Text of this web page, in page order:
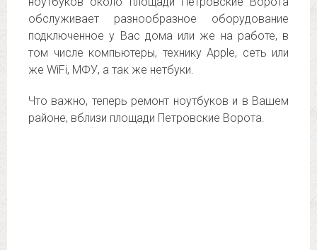
обслуживает разнообразное оборудование
подключенное у Вас дома или же на работе, в
том числе компьютеры, технику Apple, сеть или
же WiFi, МФУ, а так же нетбуки.
Что важно, теперь ремонт ноутбуков и в Вашем
районе, вблизи площади Петровские Ворота.